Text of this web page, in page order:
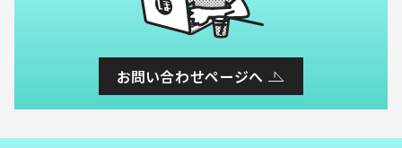
お問い合わせページへ